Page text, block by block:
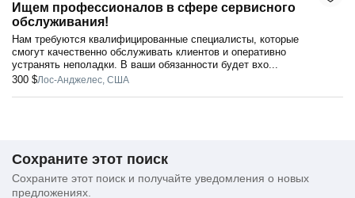
Ищем профессионалов в сфере сервисного
обслуживания!
Нам требуются квалифицированные специалисты, которые
смогут качественно обслуживать клиентов и оперативно
устранять неполадки. В ваши обязанности будет вхо...
300 $Лос-Анджелес, США
Сохраните этот поиск
Сохраните этот поиск и получайте уведомления о новых
предложениях.